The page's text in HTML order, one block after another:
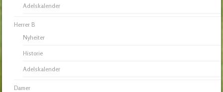
Adelskalender
Herrer B
Nyheiter
Historie
Adelskalender
Damer